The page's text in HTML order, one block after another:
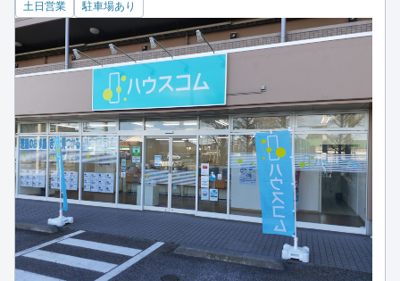
土日営業 駐車場あり